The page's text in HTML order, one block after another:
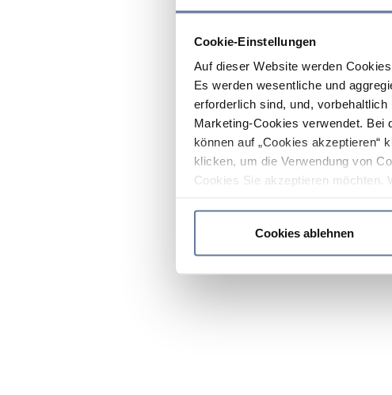
Cookie-Einstellungen
Auf dieser Website werden
Es werden wesentliche und
erforderlich sind, und,
Marketing-Cookies verwendet. Bei
können auf „Cookies akzeptieren“
klicken, um die Verwendung von
Cookies Sie akzeptieren möchten.
Cookies ablehnen